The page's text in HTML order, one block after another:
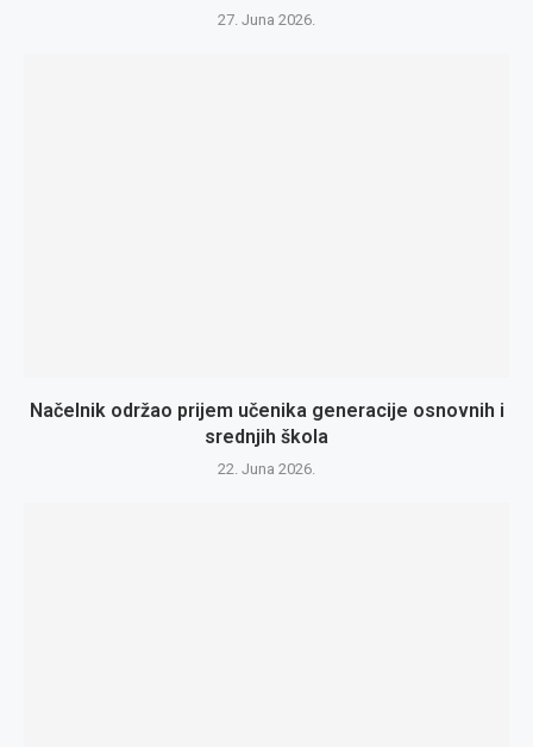
27. Juna 2026.
Načelnik održao prijem učenika generacije osnovnih i
srednjih škola
22. Juna 2026.